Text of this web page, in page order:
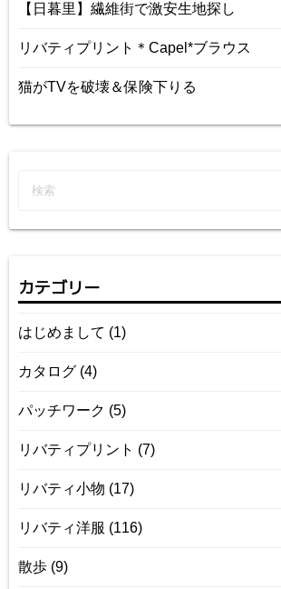
【日暮里】繊維街で激安生地探し
リバティプリント＊Capel*ブラウス
猫がTVを破壊＆保険下りる
カテゴリー
はじめまして (1)
カタログ (4)
パッチワーク (5)
リバティプリント (7)
リバティ小物 (17)
リバティ洋服 (116)
散歩 (9)